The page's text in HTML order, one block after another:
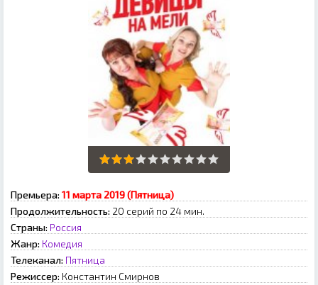
Премьера: 11 марта 2019 (Пятница)
Продолжительность: 20 серий по 24 мин.
Страны: Россия
Жанр: Комедия
Телеканал: Пятница
Режиссер: Константин Смирнов